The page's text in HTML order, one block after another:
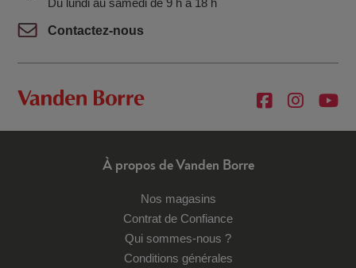
Contactez-nous
À propos de Vanden Borre
Nos magasins
Contrat de Confiance
Qui sommes-nous ?
Conditions générales